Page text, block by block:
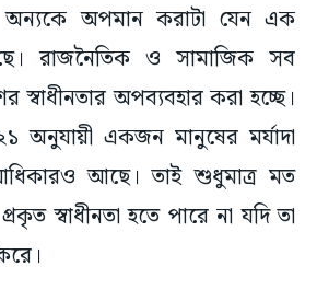
অন্যকে অপমান করাটা যেন এক
রাজনৈতিক ও সামাজিক সব
স্বাধীনতার অপব্যবহার করা হচ্ছে।
অনুযায়ী একজন মানুষের মর্যাদা
আছে। তাই শুধুমাত্র মত
স্বাধীনতা হতে পারে না যদি তা